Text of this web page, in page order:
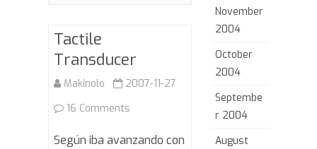
Tactile
Transducer
Makinolo
2007-11-27
16 Comments
Tactile
Según iba avanzando con
November
2004
October
2004
Septembe
r 2004
August